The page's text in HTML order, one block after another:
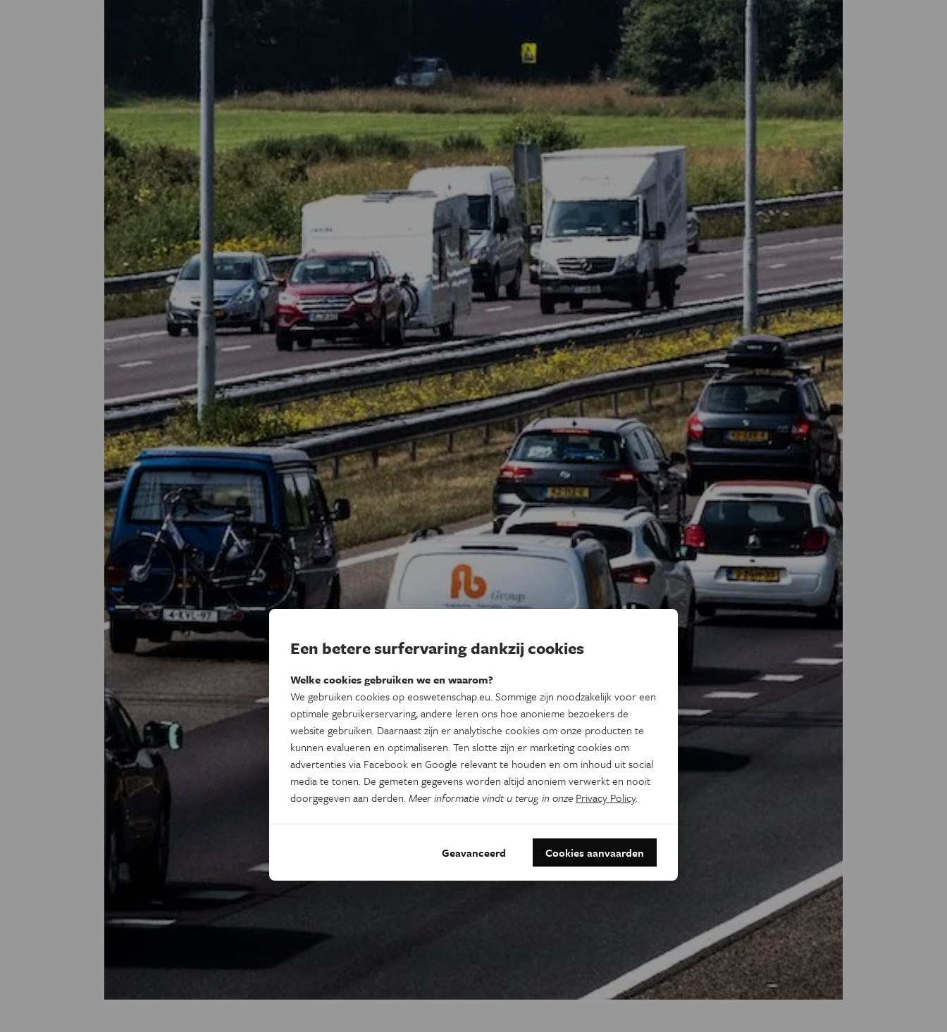
Een betere surfervaring dankzij cookies
Welke cookies gebruiken we en waarom?
We gebruiken cookies op eoswetenschap.eu. Sommige zijn noodzakelijk voor een
optimale gebruikerservaring, andere leren ons hoe anonieme bezoekers de
website gebruiken. Daarnaast zijn er analytische cookies om onze producten te
kunnen evalueren en optimaliseren. Ten slotte zijn er marketing cookies om
advertenties via Facebook en Google relevant te houden en om inhoud uit social
media te tonen. De gemeten gegevens worden altijd anoniem verwerkt en nooit
doorgegeven aan derden.Meer informatie vindt u terug in onze Privacy Policy.
Geavanceerd Cookies aanvaarden